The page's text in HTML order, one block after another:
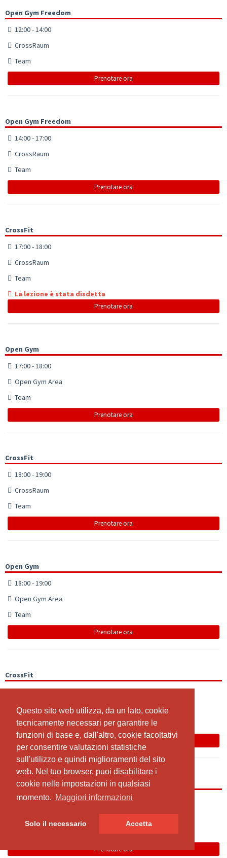
Questo sito web utilizza, da un lato, cookie
tecnicamente necessari per garantire le
funzioni di base e, dall'altro, cookie facoltativi
per consentire valutazioni statistiche
sull'utilizzo e quindi miglioramenti del sito
web. Nel tuo browser, puoi disabilitare i
cookie nelle impostazioni in qualsiasi
momento. Maggiori informazioni
Solo il necessario Accetta
Questo sito web utilizza, da un lato, cookie
tecnicamente necessari per garantire le
funzioni di base e, dall'altro, cookie facoltativi
per consentire valutazioni statistiche
sull'utilizzo e quindi miglioramenti del sito
web. Nel tuo browser, puoi disabilitare i
cookie nelle impostazioni in qualsiasi
momento. Maggiori informazioni
Solo il necessario Accetta
Open Gym Freedom
12:00 - 14:00
CrossRaum
Team
Prenotare ora
Open Gym Freedom
14:00 - 17:00
CrossRaum
Team
Prenotare ora
CrossFit
17:00 - 18:00
CrossRaum
Team
La lezione è stata disdetta
Prenotare ora
Open Gym
17:00 - 18:00
Open Gym Area
Team
Prenotare ora
CrossFit
18:00 - 19:00
CrossRaum
Team
Prenotare ora
Open Gym
18:00 - 19:00
Open Gym Area
Team
Prenotare ora
CrossFit
19:00 - 20:00
CrossRaum
Team
Prenotare ora
Open Gym
19:00 - 20:00
Prenotare ora